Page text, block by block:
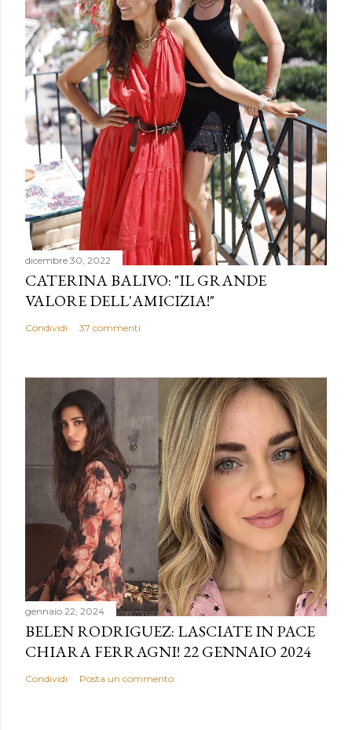
dicembre 30, 2022
CATERINA BALIVO: "IL GRANDE
VALORE DELL'AMICIZIA!"
Condividi 37 commenti
gennaio 22, 2024
BELEN RODRIGUEZ: LASCIATE IN PACE
CHIARA FERRAGNI! 22 GENNAIO 2024
Condividi Posta un commento